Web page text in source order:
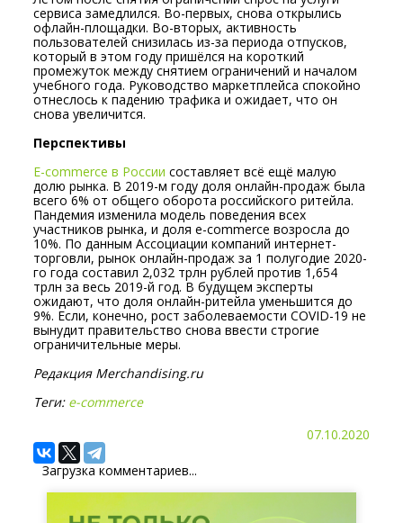
сервиса замедлился. Во-первых, снова открылись
офлайн-площадки. Во-вторых, активность
пользователей снизилась из-за периода отпусков,
который в этом году пришёлся на короткий
промежуток между снятием ограничений и началом
учебного года. Руководство маркетплейса спокойно
отнеслось к падению трафика и ожидает, что он
снова увеличится.
Перспективы
E-commerce в России составляет всё ещё малую
долю рынка. В 2019-м году доля онлайн-продаж была
всего 6% от общего оборота российского ритейла.
Пандемия изменила модель поведения всех
участников рынка, и доля e-commerce возросла до
10%. По данным Ассоциации компаний интернет-
торговли, рынок онлайн-продаж за 1 полугодие 2020-
го года составил 2,032 трлн рублей против 1,654
трлн за весь 2019-й год. В будущем эксперты
ожидают, что доля онлайн-ритейла уменьшится до
9%. Если, конечно, рост заболеваемости COVID-19 не
вынудит правительство снова ввести строгие
ограничительные меры.
Редакция Merchandising.ru
Теги: e-commerce
07.10.2020
Загрузка комментариев...